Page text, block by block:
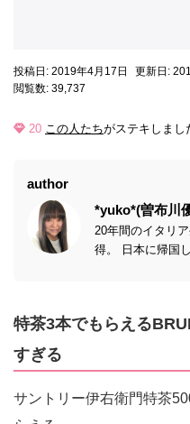
投稿日: 2019年4月17日
更新日:
閲覧数: 39,737
20 この人たちがステキしまし
author
*yuko*(曽布川
20年間のイタリ
得。 日本に帰国
特茶3本でもらえる
すぎる
サントリー伊右衛門特茶